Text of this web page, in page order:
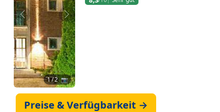
Zurück Weiter
1/ 2 📷
Preise & Verfügbarkeit →